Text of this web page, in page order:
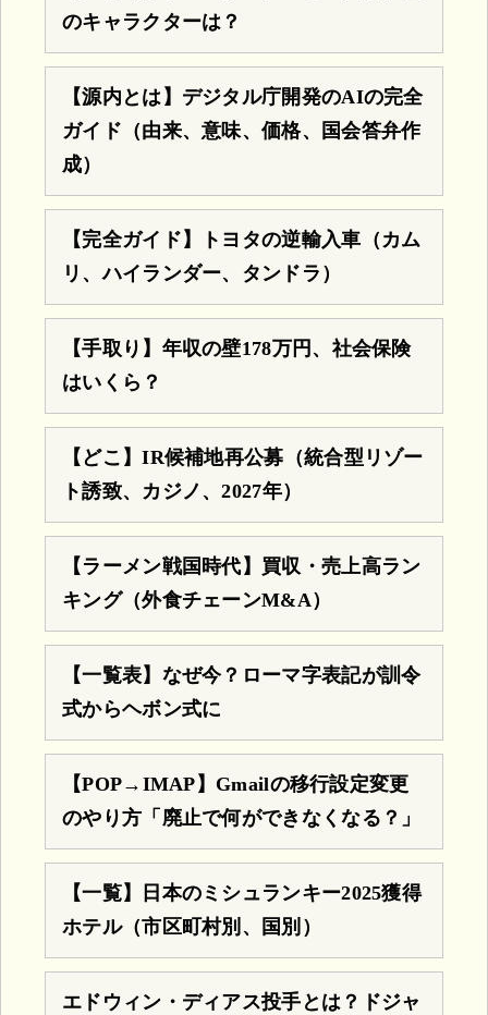
のキャラクターは？
【源内とは】デジタル庁開発のAIの完全
ガイド（由来、意味、価格、国会答弁作
成）
【完全ガイド】トヨタの逆輸入車（カム
リ、ハイランダー、タンドラ）
【手取り】年収の壁178万円、社会保険
はいくら？
【どこ】IR候補地再公募（統合型リゾー
ト誘致、カジノ、2027年）
【ラーメン戦国時代】買収・売上高ラン
キング（外食チェーンM&A）
【一覧表】なぜ今？ローマ字表記が訓令
式からヘボン式に
【POP→IMAP】Gmailの移行設定変更
のやり方「廃止で何ができなくなる？」
【一覧】日本のミシュランキー2025獲得
ホテル（市区町村別、国別）
エドウィン・ディアス投手とは？ドジャ